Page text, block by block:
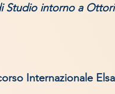
Studio intorno a
Internazionale